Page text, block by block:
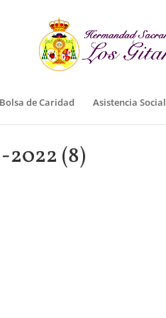
Bolsa de Caridad Asistencia Social
2022 (8)